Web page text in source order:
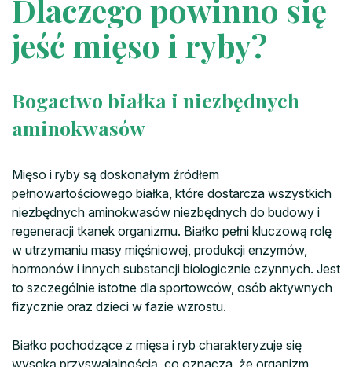
Dlaczego powinno się
jeść mięso i ryby?
Bogactwo białka i niezbędnych
aminokwasów
Mięso i ryby są doskonałym źródłem
pełnowartościowego białka, które dostarcza wszystkich
niezbędnych aminokwasów niezbędnych do budowy i
regeneracji tkanek organizmu. Białko pełni kluczową rolę
w utrzymaniu masy mięśniowej, produkcji enzymów,
hormonów i innych substancji biologicznie czynnych. Jest
to szczególnie istotne dla sportowców, osób aktywnych
fizycznie oraz dzieci w fazie wzrostu.
Białko pochodzące z mięsa i ryb charakteryzuje się
wysoką przyswajalnością, co oznacza, że organizm